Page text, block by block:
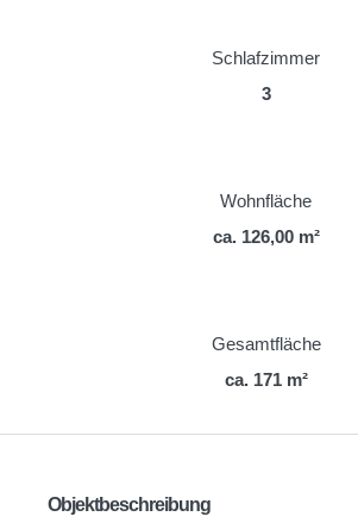
Schlafzimmer
3
Wohnfläche
ca. 126,00 m²
Gesamtfläche
ca. 171 m²
Objektbeschreibung